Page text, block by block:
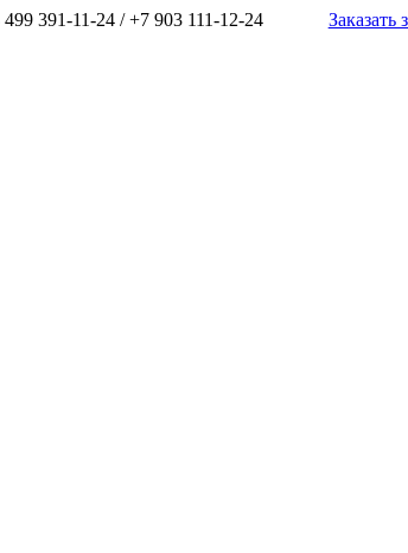
499 391-11-24/+7 903 111-12-24 Заказать